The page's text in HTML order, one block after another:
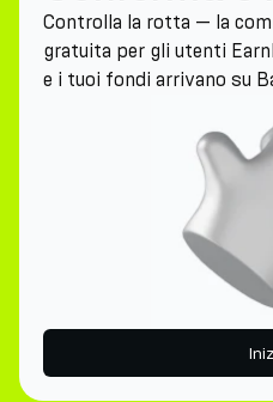
Controlla la rotta — la
gratuita per gli utenti
e i tuoi fondi arrivano su